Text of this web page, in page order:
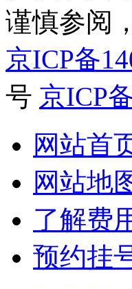
谨慎参阅
京ICP备
号 京ICP
网站首
网站地
了解费
预约挂